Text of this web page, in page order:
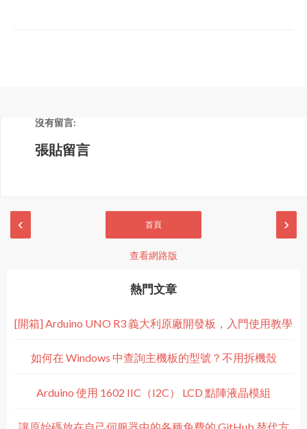
沒有留言:
張貼留言
‹ ›
首頁
查看網路版
熱門文章
[開箱] Arduino UNO R3 義大利原廠開發板，入門使用教學
如何在 Windows 中查詢主機板的型號？不用拆機殼
Arduino 使用 1602 IIC（I2C） LCD 點陣液晶模組